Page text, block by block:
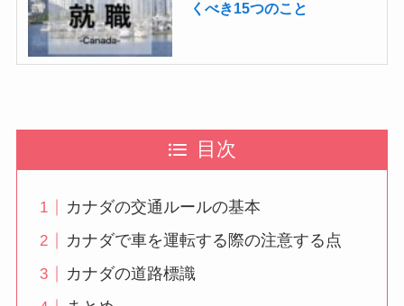
くべき15つのこと
目次
カナダの交通ルールの基本
カナダで車を運転する際の注意する点
カナダの道路標識